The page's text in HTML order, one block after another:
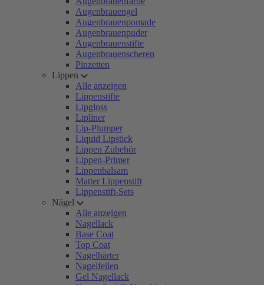
Augenbrauengel
Augenbrauenpomade
Augenbrauenpuder
Augenbrauenstifte
Augenbrauenscheren
Pinzetten
Lippen
Alle anzeigen
Lippenstifte
Lipgloss
Lipliner
Lip-Plumper
Liquid Lipstick
Lippen Zubehör
Lippen-Primer
Lippenbalsam
Matter Lippenstift
Lippenstift-Sets
Nägel
Alle anzeigen
Nagellack
Base Coat
Top Coat
Nagelhärter
Nagelfeilen
Gel Nagellack